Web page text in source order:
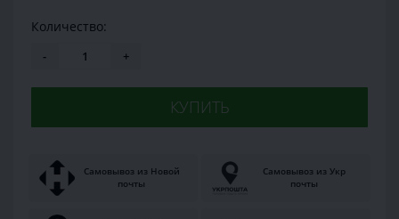
Количество:
- +
КУПИТЬ
Самовывоз из Новой
почты
Самовывоз из Укр
почты